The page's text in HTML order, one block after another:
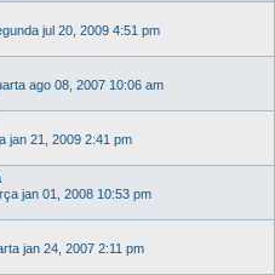
jul 20, 2009 4:51 pm
ago 08, 2007 10:06 am
jan 21, 2009 2:41 pm
jan 01, 2008 10:53 pm
jan 24, 2007 2:11 pm